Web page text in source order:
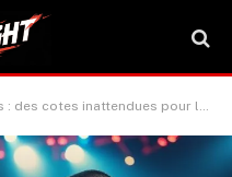
inattendues pour le combat entre Benoît Saint-Denis et Ruffy